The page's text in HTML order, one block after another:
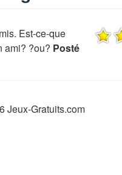
Est-ce-que
ami? ?ou? Posté
Jeux-Gratuits.com